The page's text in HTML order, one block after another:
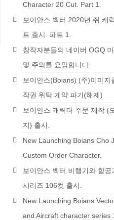
Character 20 Cut. Part 1.
보이안스 벡터 2020년 쥐 캐
트 출시. 파트 1.
창작자분들의 네이버 OGQ
및 주의를 요망합니다.
보이안스(Boians) (주)이미지
작권 위탁 계약 파기(해제)
보이안스 캐릭터 주문 제작 (
지) 출시.
New Launching Boians Cho
Custom Order Character.
보이안스 벡터 비행기와 항공
시리즈 106컷 출시.
New Launching Boians
and Aircraft character series